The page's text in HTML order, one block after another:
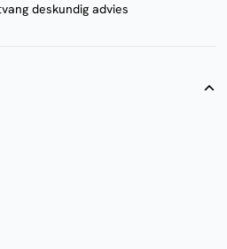
deskundig advies